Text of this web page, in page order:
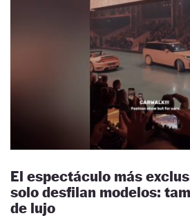
El espectáculo más
solo desfilan modelos:
de lujo